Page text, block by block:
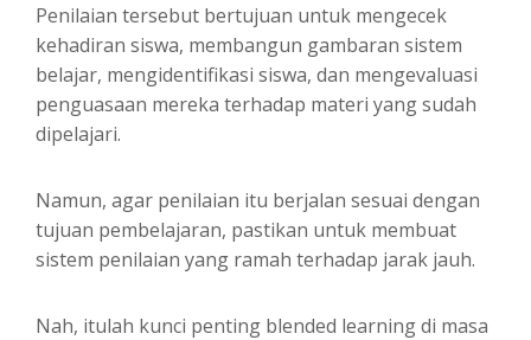
Penilaian tersebut bertujuan untuk mengecek
kehadiran siswa, membangun gambaran sistem
belajar, mengidentifikasi siswa, dan mengevaluasi
penguasaan mereka terhadap materi yang sudah
dipelajari.
Namun, agar penilaian itu berjalan sesuai dengan
tujuan pembelajaran, pastikan untuk membuat
sistem penilaian yang ramah terhadap jarak jauh.
Nah, itulah kunci penting blended learning di masa